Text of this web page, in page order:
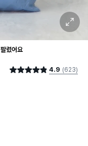
확대 보기
팔렸어요
별점 4.9점 4.9 (623)